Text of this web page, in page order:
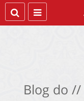
Blog do //